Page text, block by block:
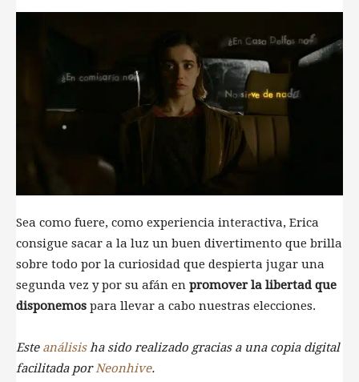
Sea como fuere, como experiencia interactiva, Erica
consigue sacar a la luz un buen divertimento que brilla
sobre todo por la curiosidad que despierta jugar una
segunda vez y por su afán en promover la libertad que
disponemos para llevar a cabo nuestras elecciones.
Este análisisha sido realizado gracias a una copia digital
facilitada porNeonhive.